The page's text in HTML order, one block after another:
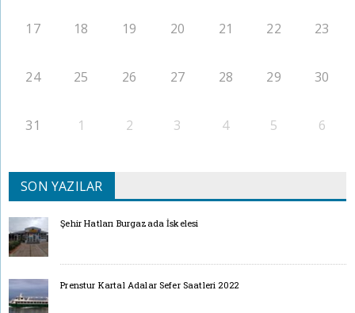
17 18 19 20 21 22 23
24 25 26 27 28 29 30
31 1 2 3 4 5 6
SON YAZILAR
Şehir Hatları Burgazada İskelesi
Prenstur Kartal Adalar Sefer Saatleri 2022